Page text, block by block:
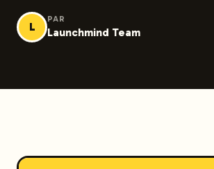
L
PAR
Launchmind Team